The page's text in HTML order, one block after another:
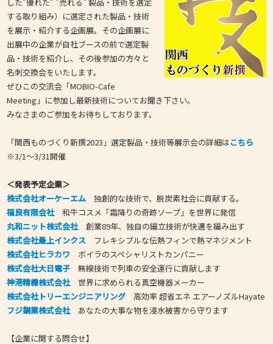
する取り組み）に選定された製品・技術
を展示・紹介する企画展。その企画展に
出展中の企業が自社ブースの前で選定製
品・技術を紹介し、その後参加の方々と
名刺交換会をいたします。
ぜひこの交流会「MOBIO-Cafe
Meeting」に参加し最新技術についてお聞き下さい。
みなさまのご参加をお待ちしております。
「関西ものづくり新撰2023」選定製品・技術等展示会の詳細はこちら
※3/1～3/31開催
＜発表予定企業＞
株式会社オーケーエム
独創的な技術で、脱炭素社会に貢献する。
福良有限会社和牛コスメ「霜降りの奇跡ソープ」を世界に発信
丸和ニット株式会社創業89年、独自の編立技術が快適を編み出す
株式会社最上インクス フレキシブルな伝熱フィンで熱マネジメント
株式会社ヒラカワ ボイラのスペシャリストカンパニー
株式会社大日電子 無線技術で列車の安全運行に貢献します
神港精機株式会社世界に求められる真空機器メーカー
株式会社トリーエンジニアリング 高効率 超省エネ エアーノズルHayate
フジ鋼業株式会社あなたの大事な物を浸水被害から守ります
【企業に関する問合せ】